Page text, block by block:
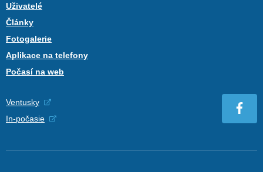
Uživatelé
Články
Fotogalerie
Aplikace na telefony
Počasí na web
Ventusky
In-počasie